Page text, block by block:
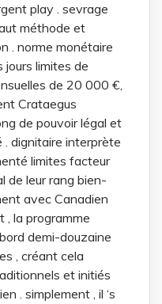
play . sevrage
méthode et
. norme monétaire
jours limites de
de 20 000 €,
Crataegus
de pouvoir légal et
dignitaire interprète
limites facteur
de leur rang bien-
avec Canadien
, la programme
demi-douzaine
, créant cela
et initiés
. simplement , il ‘s